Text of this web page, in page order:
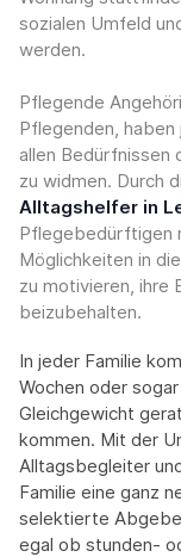
sozialen Umfeld
werden.
Pflegende
Pflegenden,
allen Bedürfnissen
zu widmen. Durch
Alltagshelfer in
Pflegebedürftigen
Möglichkeiten in
zu motivieren, ihre
beizubehalten.
In jeder Familie
Wochen oder
Gleichgewicht
kommen. Mit der
Alltagsbegleiter
Familie eine ganz
selektierte
egal ob stunden-